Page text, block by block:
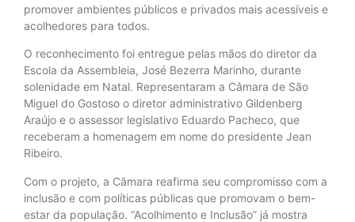
promover ambientes públicos e privados mais acessíveis e
acolhedores para todos.
O reconhecimento foi entregue pelas mãos do diretor da
Escola da Assembleia, José Bezerra Marinho, durante
solenidade em Natal. Representaram a Câmara de São
Miguel do Gostoso o diretor administrativo Gildenberg
Araújo e o assessor legislativo Eduardo Pacheco, que
receberam a homenagem em nome do presidente Jean
Ribeiro.
Com o projeto, a Câmara reafirma seu compromisso com a
inclusão e com políticas públicas que promovam o bem-
estar da população. “Acolhimento e Inclusão” já mostra